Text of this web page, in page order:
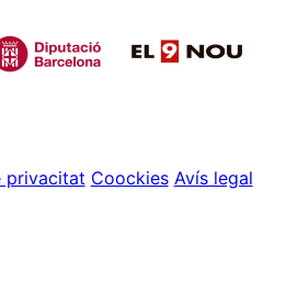
privacitat Coockies Avís legal